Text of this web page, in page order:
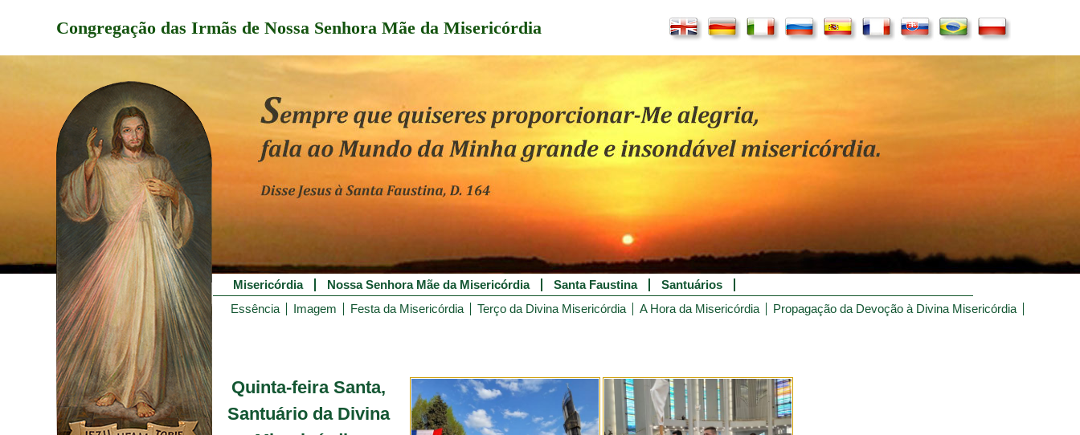
Congregação das Irmãs de Nossa Senhora Mãe da Misericórdia
Misericórdia Nossa Senhora Mãe da Misericórdia Santa Faustina
Santuários
Essência
Imagem Festa da Misericórdia Terço da Divina Misericórdia A Hora da Misericórdia Propagação da Devoção à Divina Misericórdia
Quinta-feira Santa,
Santuário da Divina